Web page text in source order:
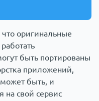
оригинальные
быть портированы
приложений,
быть, и
на свой сервис